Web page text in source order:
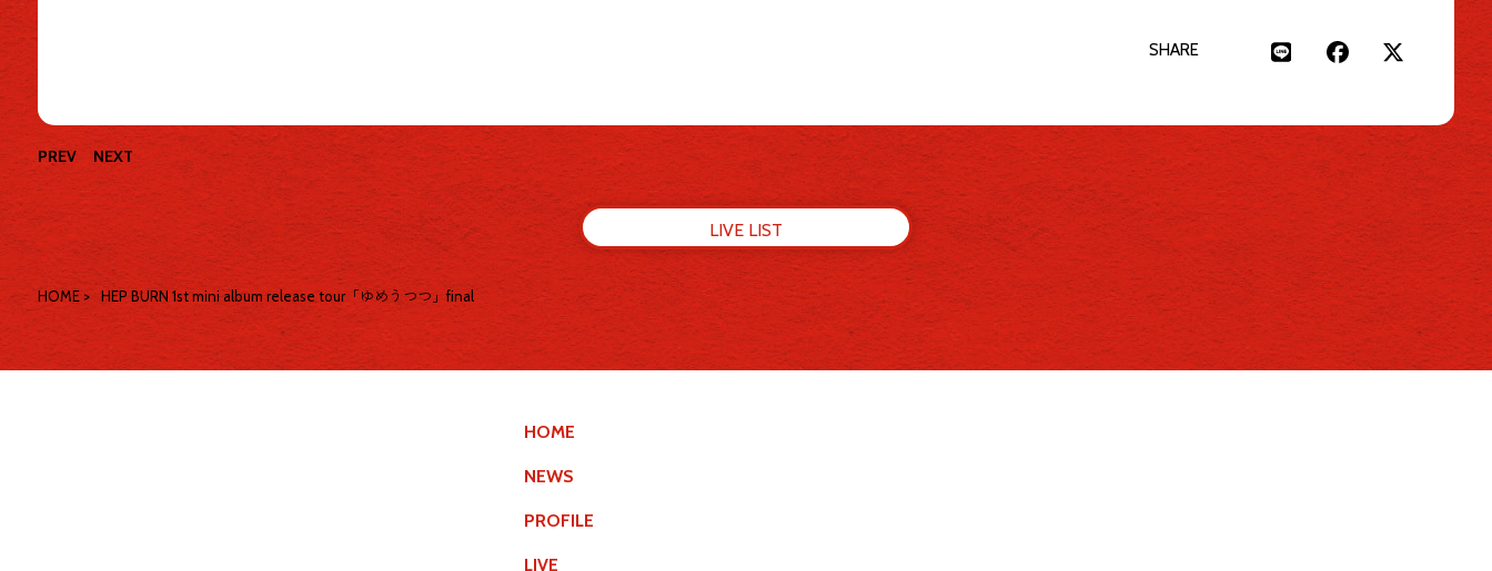
SHARE
PREV NEXT
LIVE LIST
HOME> HEP BURN 1st mini album release tour「ゆめうつつ」final
HOME
NEWS
PROFILE
LIVE